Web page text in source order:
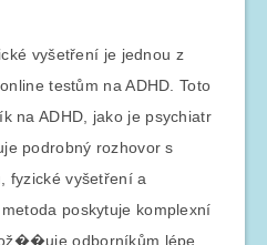
vyšetření je jednou z
testům na ADHD. Toto
na ADHD, jako je psychiatr
podrobný rozhovor s
fyzické vyšetření a
poskytuje komplexní
odborníkům lépe